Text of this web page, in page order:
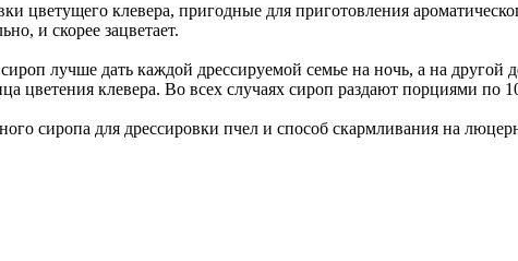
цветущего клевера, пригодные для приготовления
и скорее зацветает.
лучше дать каждой дрессируемой семье на ночь, а на
цветения клевера. Во всех случаях сироп раздают порциями по
сиропа для дрессировки пчел и способ скармливания на